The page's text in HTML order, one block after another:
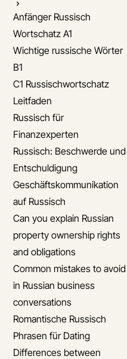
Anfänger Russisch
Wortschatz A1
Wichtige russische Wörter
B1
C1 Russischwortschatz
Leitfaden
Russisch für
Finanzexperten
Russisch: Beschwerde und
Entschuldigung
Geschäftskommunikation
auf Russisch
Can you explain Russian
property ownership rights
and obligations
Common mistakes to avoid
in Russian business
conversations
Romantische Russisch
Phrasen für Dating
Differences between